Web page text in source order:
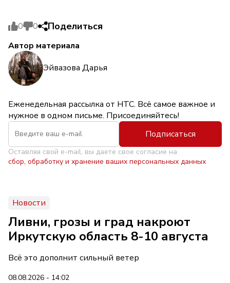
0 0 Поделиться
Автор материала
Эйвазова Дарья
Еженедельная рассылка от НТС. Всё самое важное и
нужное в одном письме. Присоединяйтесь!
Подписаться
Оставляя свой e-mail, вы даете свое согласие на
сбор, обработку и хранение ваших персональных данных
Новости
Ливни, грозы и град накроют
Иркутскую область 8-10 августа
Всё это дополнит сильный ветер
08.08.2026 - 14:02